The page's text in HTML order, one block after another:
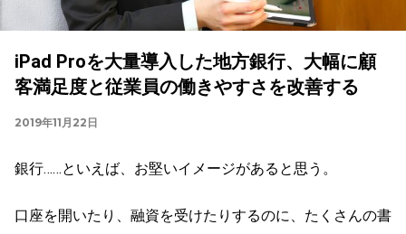
iPad Proを大量導入した地方銀行、大幅に顧
客満足度と従業員の働きやすさを改善する
2019年11月22日
銀行……といえば、お堅いイメージがあると思う。
口座を開いたり、融資を受けたりするのに、たくさんの書